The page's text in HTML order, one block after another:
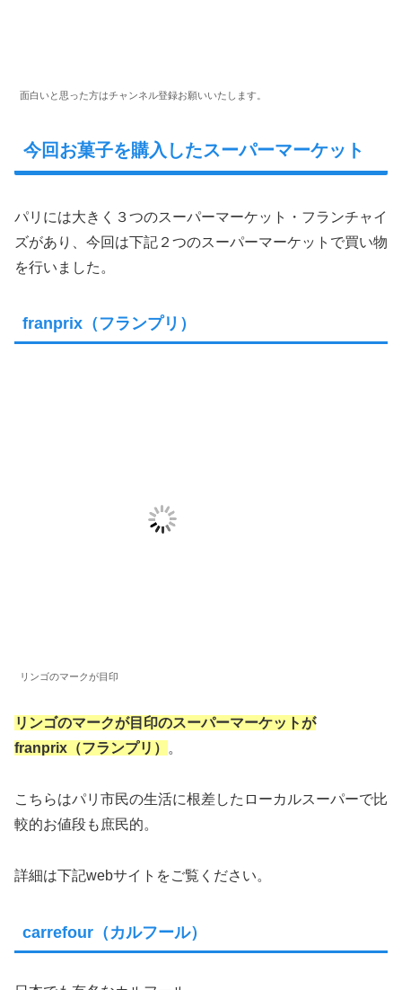
面白いと思った方はチャンネル登録お願いいたします。
今回お菓子を購入したスーパーマーケット
パリには大きく３つのスーパーマーケット・フランチャイ
ズがあり、今回は下記２つのスーパーマーケットで買い物
を行いました。
franprix（フランプリ）
リンゴのマークが目印
リンゴのマークが目印のスーパーマーケットが
franprix（フランプリ）
。
こちらはパリ市民の生活に根差したローカルスーパーで比
較的お値段も庶民的。
詳細は下記webサイトをご覧ください。
carrefour（カルフール）